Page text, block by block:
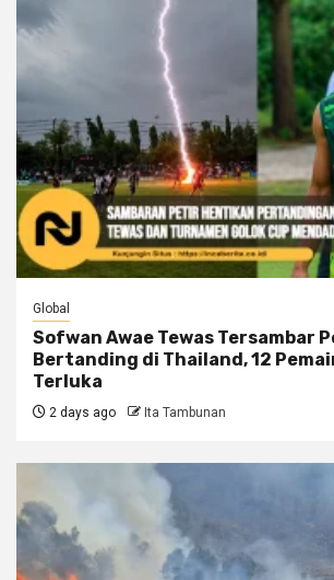
Global
Sofwan Awae Tewas Tersambar
Bertanding di Thailand, 12
Terluka
2 days ago Ita Tambunan